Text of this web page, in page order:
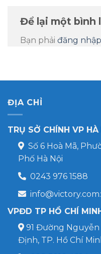
Để lại một bình
Bạn phải đăng nhập
ĐỊA CHỈ
TRỤ SỞ CHÍNH VP HÀ
Số 6 Hoà Mã,
Phố Hà Nội
0243 976 1588
VPĐD TP HỒ CHÍ
91 Đường
Định, TP. Hồ Chí